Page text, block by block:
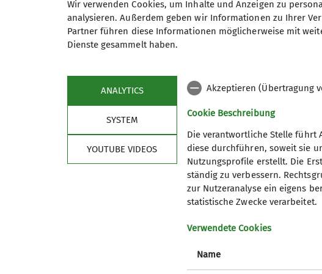
Wir freuen uns über jede und jeden die
Bei Interesse oder Fragen gerne an die
Oder einfach vorbeikommen zuschauen
Anmeldung
Unsere Sektion Quick-Links
Kurs und Touren
Tourenberichte
Wir verwenden Cookies, um Inhalte und Anzeigen zu
analysieren. Außerdem geben wir Informationen zu Ihrer
Partner führen diese Informationen möglicherweise mit
Dienste gesammelt haben.
ANALYTICS
SYSTEM
YOUTUBE VIDEOS
Akzeptieren (Übertragung
Cookie Beschreibung
Die verantwortliche Stelle führt
diese durchführen, soweit sie
Nutzungsprofile erstellt. Die
ständig zu verbessern.
zur Nutzeranalyse ein eigens
statistische Zwecke verarbeitet.
Verwendete Cookies
Name